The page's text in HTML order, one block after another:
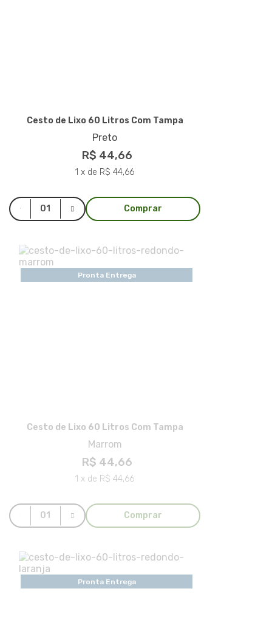
Cesto de Lixo 60 Litros Com Tampa
Preto
R$ 44,66
1 x de R$ 44,66
Comprar
Pronta Entrega
Cesto de Lixo 60 Litros Com Tampa
Marrom
R$ 44,66
1 x de R$ 44,66
Comprar
Pronta Entrega